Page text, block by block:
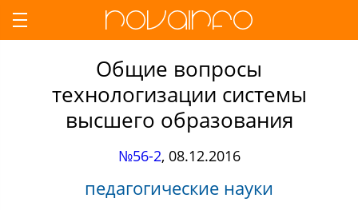
Общие вопросы
технологизации системы
высшего образования
№56-2, 08.12.2016
педагогические науки